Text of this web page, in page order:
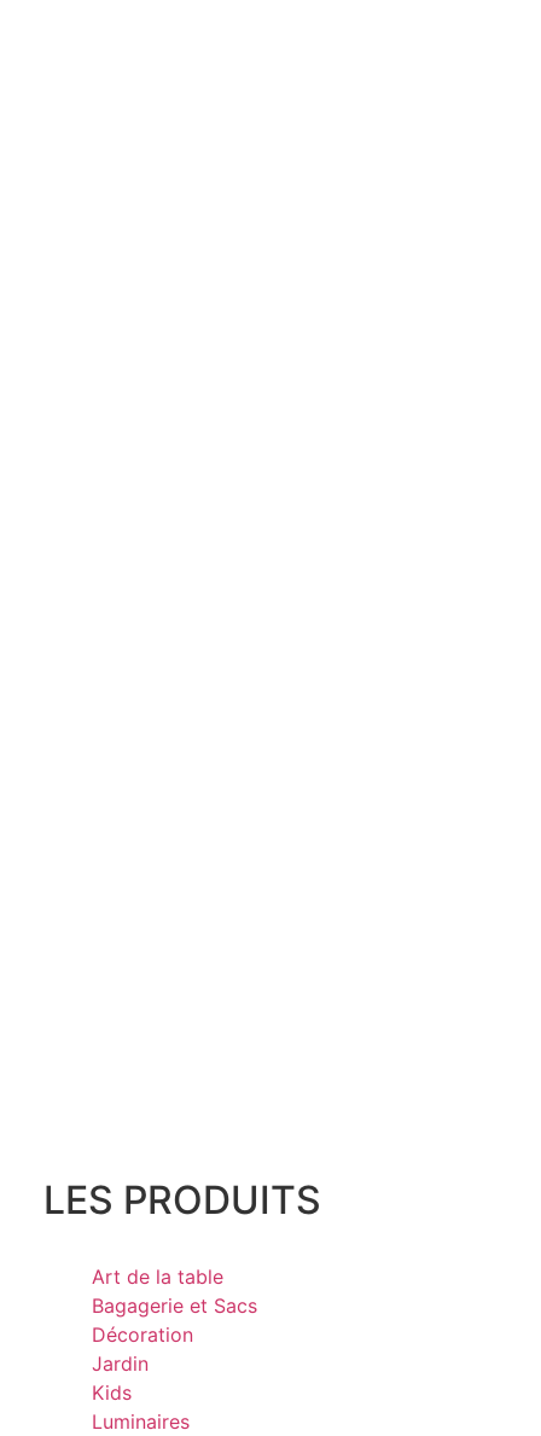
LES PRODUITS
Art de la table
Bagagerie et Sacs
Décoration
Jardin
Kids
Luminaires